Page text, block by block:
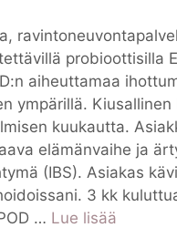
probioottisilla
aiheuttamaa
ympärillä. Kiusallinen
kuukautta.
elämänvaihe ja
(IBS). Asiakas
3 kk
… Lue lisää